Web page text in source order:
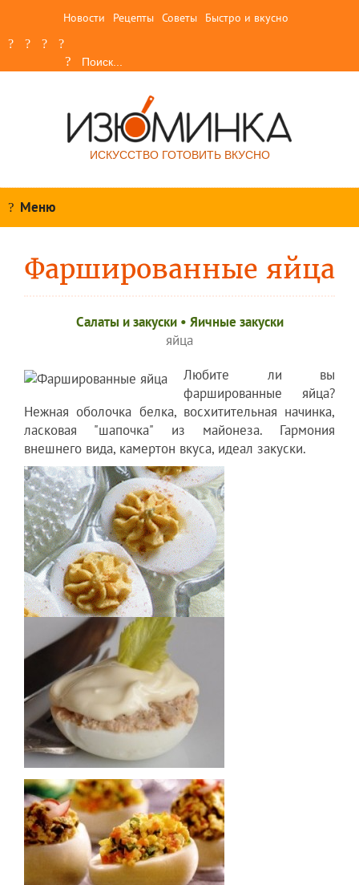
Новости Рецепты Советы Быстро и вкусно
ИСКУССТВО ГОТОВИТЬ ВКУСНО
Меню
Фаршированные яйца
Салаты и закуски• Яичные закуски
яйца
Любите ли вы
фаршированные яйца?
Нежная оболочка белка, восхитительная начинка,
ласковая "шапочка" из майонеза. Гармония
внешнего вида, камертон вкуса, идеал закуски.